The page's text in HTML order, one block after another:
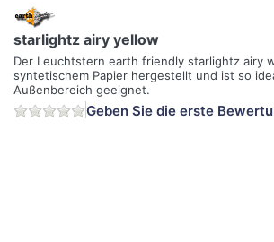
starlightz airy yellow
Der Leuchtstern earth friendly starlightz airy
syntetischem Papier hergestellt und ist so
Außenbereich geeignet.
Geben Sie die erste